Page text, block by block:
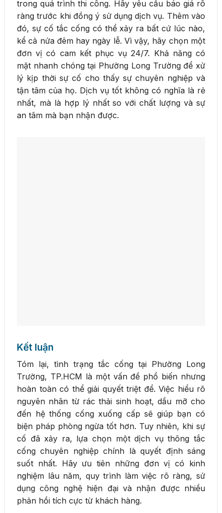
trong quá trình thi công. Hãy yêu cầu báo giá rõ
ràng trước khi đồng ý sử dụng dịch vụ. Thêm vào
đó, sự cố tắc cống có thể xảy ra bất cứ lúc nào,
kể cả nửa đêm hay ngày lễ. Vì vậy, hãy chọn một
đơn vị có cam kết phục vụ 24/7. Khả năng có
mặt nhanh chóng tại Phường Long Trường để xử
lý kịp thời sự cố cho thấy sự chuyên nghiệp và
tận tâm của họ. Dịch vụ tốt không có nghĩa là rẻ
nhất, mà là hợp lý nhất so với chất lượng và sự
an tâm mà bạn nhận được.
Kết luận
Tóm lại, tình trạng tắc cống tại Phường Long
Trường, TP.HCM là một vấn đề phổ biến nhưng
hoàn toàn có thể giải quyết triệt để. Việc hiểu rõ
nguyên nhân từ rác thải sinh hoạt, dầu mỡ cho
đến hệ thống cống xuống cấp sẽ giúp bạn có
biện pháp phòng ngừa tốt hơn. Tuy nhiên, khi sự
cố đã xảy ra, lựa chọn một dịch vụ thông tắc
cống chuyên nghiệp chính là quyết định sáng
suốt nhất. Hãy ưu tiên những đơn vị có kinh
nghiệm lâu năm, quy trình làm việc rõ ràng, sử
dụng công nghệ hiện đại và nhận được nhiều
phản hồi tích cực từ khách hàng.